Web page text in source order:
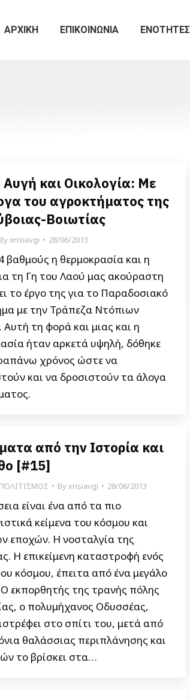
ΑΡΧΙΚΗ ΕΠΙΚΟΙΝΩΝΙΑ ΕΝΟΤΗΤΕΣ
και Οικολογία: Με
του αγροκτήματος της
Βοιωτίας
Byxrisiavgi 28/06/2013
βαθμούς η θερμοκρασία και η
τη Γη του Λαού μας ακούραστη
το έργο της για το Παραδοσιακό
με την Τράπεζα Ντόπιων
τη φορά και μιας και η
ήταν αρκετά υψηλή, δόθηκε
χρόνος ώστε να
και να δροσιστούν τα άλογα
από την Ιστορία και
[#15]
Byxrisiavgi 28/06/2013
είναι ένα από τα πιο
κείμενα του κόσμου και
εποχών. Η νοσταλγία της
Η επικείμενη καταστροφή ενός
κόσμου, έπειτα από ένα μεγάλο
εκπορθητής της τρανής πόλης
ο πολυμήχανος Οδυσσέας,
στο σπίτι του, μετά από
θαλάσσιας περιπλάνησης και
το βρίσκει στα…